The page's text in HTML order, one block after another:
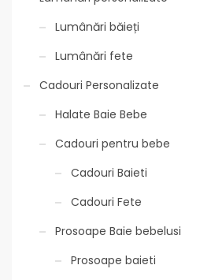
Lumânări băieți
Lumânări fete
Cadouri Personalizate
Halate Baie Bebe
Cadouri pentru bebe
Cadouri Baieti
Cadouri Fete
Prosoape Baie bebelusi
Prosoape baieti